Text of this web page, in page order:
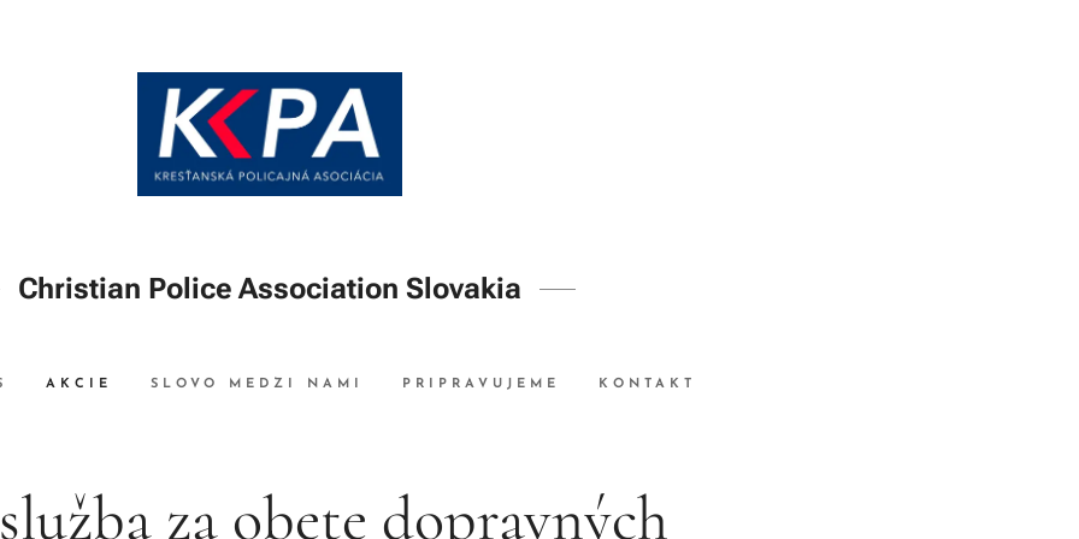
Christian Police Association Slovakia
AKCIE SLOVO MEDZI NAMI PRIPRAVUJEME KONTAKT
za obete dopravných